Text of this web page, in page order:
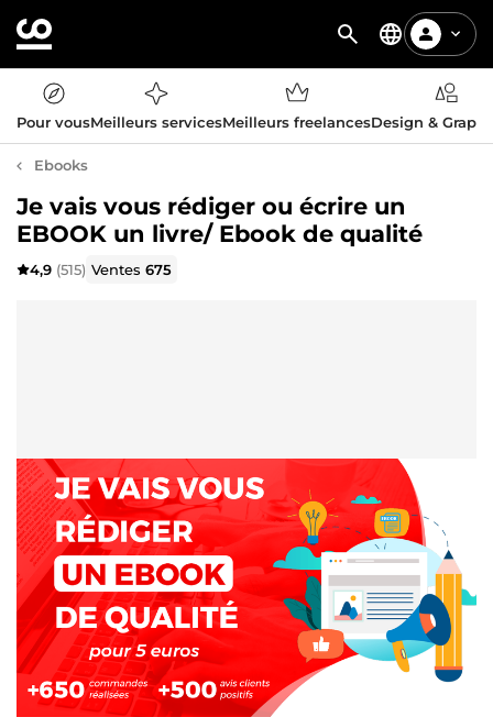
Pour vousMeilleurs servicesMeilleurs freelancesDesign &
Ebooks
Je vais vous rédiger ou écrire un
EBOOK un livre/ Ebook de qualité
4,9 (515) Ventes675